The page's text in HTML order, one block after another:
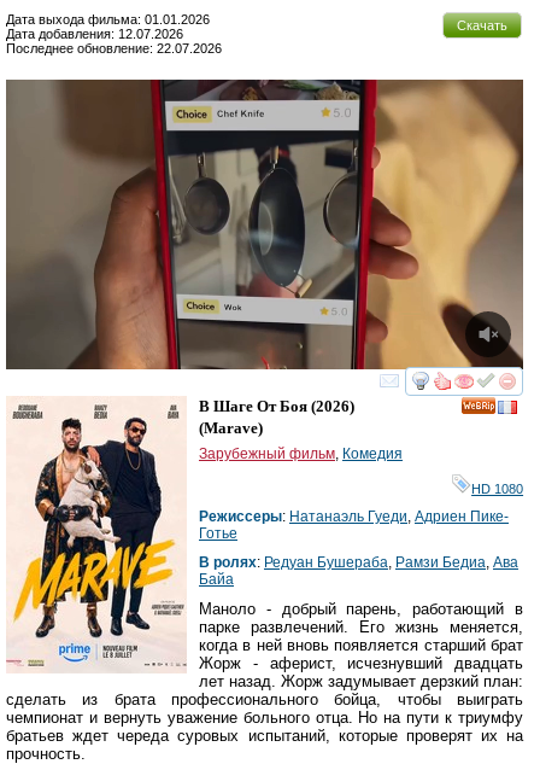
Скачать
Дата выхода фильма: 01.01.2026
Дата добавления: 12.07.2026
Последнее обновление: 22.07.2026
смотреть
В Шаге От Боя (2026)
(Marave)
Зарубежный фильм Комедия
HD 1080
Режиссеры: Натанаэль Гуеди Адриен Пике-
Готье
В ролях: Редуан Бушераба Рамзи Бедиа Ава
Байа
Маноло - добрый парень, работающий в
парке развлечений. Его жизнь меняется,
когда в ней вновь появляется старший брат
Жорж - аферист, исчезнувший двадцать
лет назад. Жорж задумывает дерзкий план:
сделать из брата профессионального бойца, чтобы выиграть
чемпионат и вернуть уважение больного отца. Но на пути к триумфу
братьев ждет череда суровых испытаний, которые проверят их на
прочность.